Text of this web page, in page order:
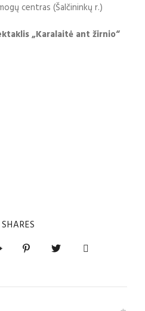
centras (Šalčininkų r.)
„Karalaitė ant žirnio“
SHARES